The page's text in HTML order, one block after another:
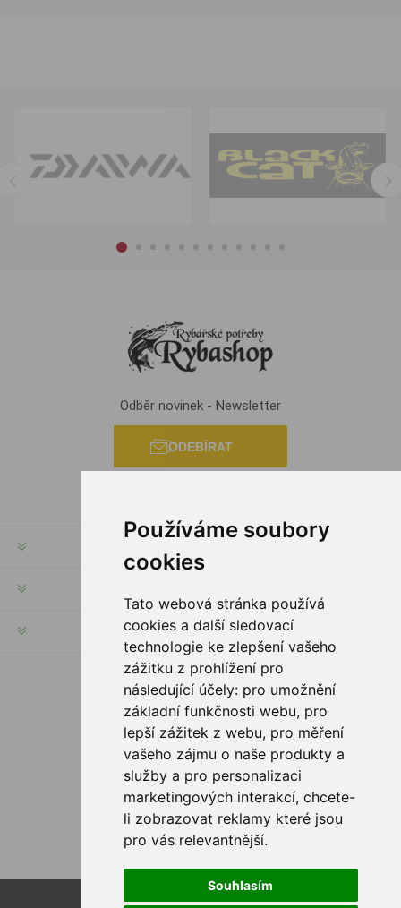
Používáme soubory
cookies
Tato webová stránka používá
cookies a další sledovací
technologie ke zlepšení vašeho
zážitku z prohlížení pro
následující účely: pro umožnění
základní funkčnosti webu, pro
lepší zážitek z webu, pro měření
vašeho zájmu o naše produkty a
služby a pro personalizaci
marketingových interakcí, chcete-
li zobrazovat reklamy které jsou
pro vás relevantnější.
Souhlasím
Odběr novinek - Newsletter
ODEBÍRAT
INFORMACE
SLEDUJTE NÁS
MOŽNOSTI PLATBY